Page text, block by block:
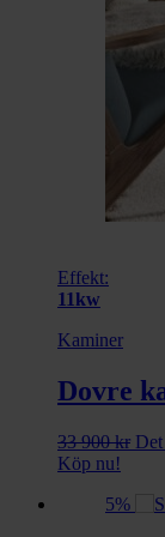
Effekt:
11kw
Kaminer
Dovre
33 900kr
Köp nu!
5%